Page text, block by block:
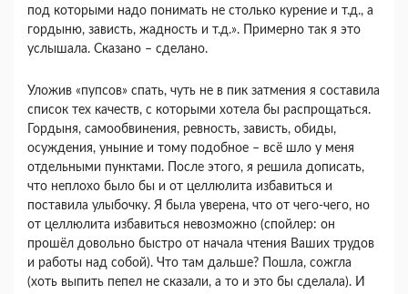
под которыми надо понимать не столько курение и т.д., а
гордыню, зависть, жадность и т.д.». Примерно так я это
услышала. Сказано – сделано.
Уложив «пупсов» спать, чуть не в пик затмения я составила
список тех качеств, с которыми хотела бы распрощаться.
Гордыня, самообвинения, ревность, зависть, обиды,
осуждения, уныние и тому подобное – всё шло у меня
отдельными пунктами. После этого, я решила дописать,
что неплохо было бы и от целлюлита избавиться и
поставила улыбочку. Я была уверена, что от чего-чего, но
от целлюлита избавиться невозможно (спойлер: он
прошёл довольно быстро от начала чтения Ваших трудов
и работы над собой). Что там дальше? Пошла, сожгла
(хоть выпить пепел не сказали, а то и это бы сделала). И